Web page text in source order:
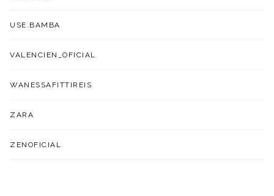
USE.BAMBA
VALENCIEN_OFICIAL
WANESSAFITTIREIS
ZARA
ZENOFICIAL